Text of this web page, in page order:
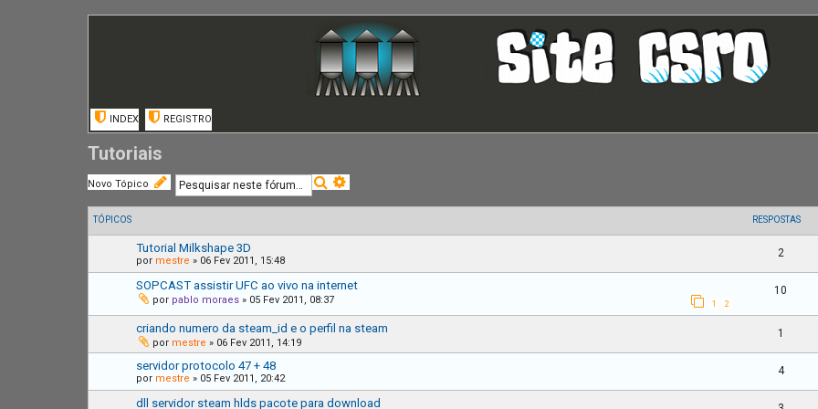
INDEX REGISTRO
Tutoriais
Novo Tópico
P
e
s
a
r
e
s
a
a
ç
TÓPICOS RESPOSTAS
Tutorial Milkshape 3D
por mestre » 06 Fev 2011, 15:48
2
SOPCAST assistir UFC ao vivo na internet
por pablo moraes » 05 Fev 2011, 08:37 1 2
10
criando numero da steam_id e o perfil na steam
por mestre » 06 Fev 2011, 14:19
1
servidor protocolo 47 + 48
por mestre » 05 Fev 2011, 20:42
4
dll servidor steam hlds pacote para download